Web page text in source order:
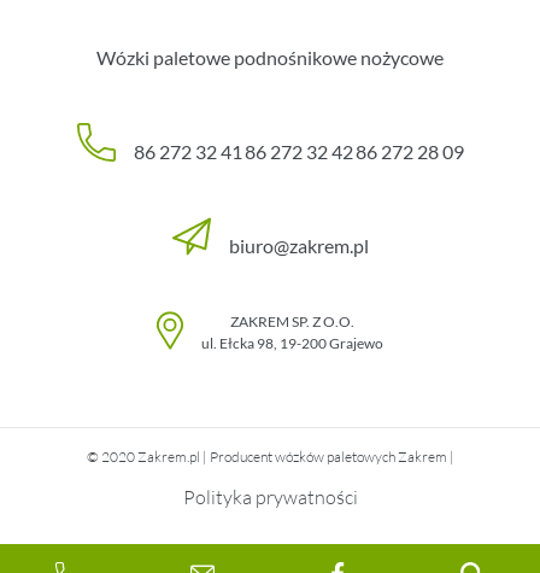
Wózki paletowe podnośnikowe nożycowe
86 272 32 41 86 272 32 4286 272 28 09
biuro@zakrem.pl
ZAKREM SP. Z O.O.
ul. Ełcka 98, 19-200Grajewo
© 2020 Zakrem.pl | Producent wózków paletowych Zakrem |
Polityka prywatności